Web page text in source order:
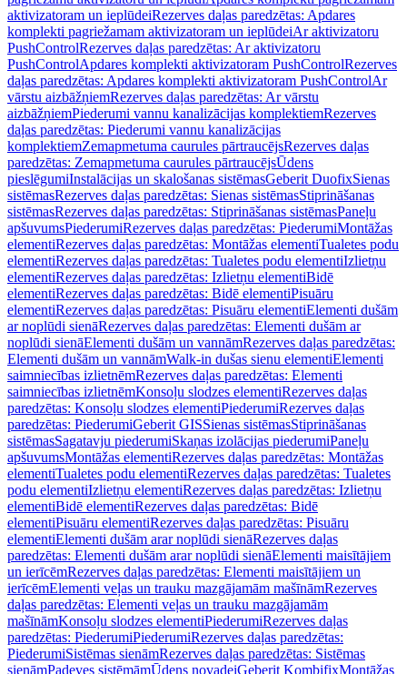
aktivizatoram un ieplūdeiRezerves daļas paredzētas: Apdares
komplekti pagriežamam aktivizatoram un ieplūdeiAr aktivizatoru
PushControlRezerves daļas paredzētas: Ar aktivizatoru
PushControlApdares komplekti aktivizatoram PushControlRezerves
daļas paredzētas: Apdares komplekti aktivizatoram PushControlAr
vārstu aizbāžņiemRezerves daļas paredzētas: Ar vārstu
aizbāžņiemPiederumi vannu kanalizācijas komplektiemRezerves
daļas paredzētas: Piederumi vannu kanalizācijas
komplektiemZemapmetuma caurules pārtraucējsRezerves daļas
paredzētas: Zemapmetuma caurules pārtraucējsŪdens
pieslēgumiInstalācijas un skalošanas sistēmasGeberit DuofixSienas
sistēmasRezerves daļas paredzētas: Sienas sistēmasStiprināšanas
sistēmasRezerves daļas paredzētas: Stiprināšanas sistēmasPaneļu
apšuvumsPiederumiRezerves daļas paredzētas: PiederumiMontāžas
elementiRezerves daļas paredzētas: Montāžas elementiTualetes podu
elementiRezerves daļas paredzētas: Tualetes podu elementiIzlietņu
elementiRezerves daļas paredzētas: Izlietņu elementiBidē
elementiRezerves daļas paredzētas: Bidē elementiPisuāru
elementiRezerves daļas paredzētas: Pisuāru elementiElementi dušām
ar noplūdi sienāRezerves daļas paredzētas: Elementi dušām ar
noplūdi sienāElementi dušām un vannāmRezerves daļas paredzētas:
Elementi dušām un vannāmWalk-in dušas sienu elementiElementi
saimniecības izlietnēmRezerves daļas paredzētas: Elementi
saimniecības izlietnēmKonsoļu slodzes elementiRezerves daļas
paredzētas: Konsoļu slodzes elementiPiederumiRezerves daļas
paredzētas: PiederumiGeberit GISSienas sistēmasStiprināšanas
sistēmasSagatavju piederumiSkaņas izolācijas piederumiPaneļu
apšuvumsMontāžas elementiRezerves daļas paredzētas: Montāžas
elementiTualetes podu elementiRezerves daļas paredzētas: Tualetes
podu elementiIzlietņu elementiRezerves daļas paredzētas: Izlietņu
elementiBidē elementiRezerves daļas paredzētas: Bidē
elementiPisuāru elementiRezerves daļas paredzētas: Pisuāru
elementiElementi dušām arar noplūdi sienāRezerves daļas
paredzētas: Elementi dušām arar noplūdi sienāElementi maisītājiem
un ierīcēmRezerves daļas paredzētas: Elementi maisītājiem un
ierīcēmElementi veļas un trauku mazgājamām mašīnāmRezerves
daļas paredzētas: Elementi veļas un trauku mazgājamām
mašīnāmKonsoļu slodzes elementiPiederumiRezerves daļas
paredzētas: PiederumiPiederumiRezerves daļas paredzētas:
PiederumiSistēmas sienāmRezerves daļas paredzētas: Sistēmas
sienāmPadeves sistēmāmŪdens novadeiGeberit KombifixMontāžas